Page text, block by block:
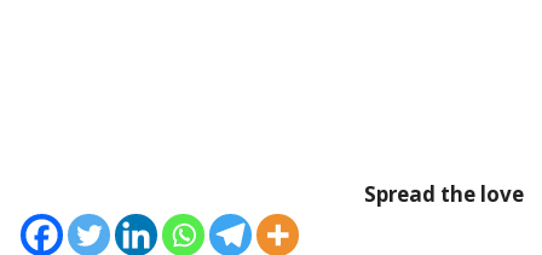
Spread the love